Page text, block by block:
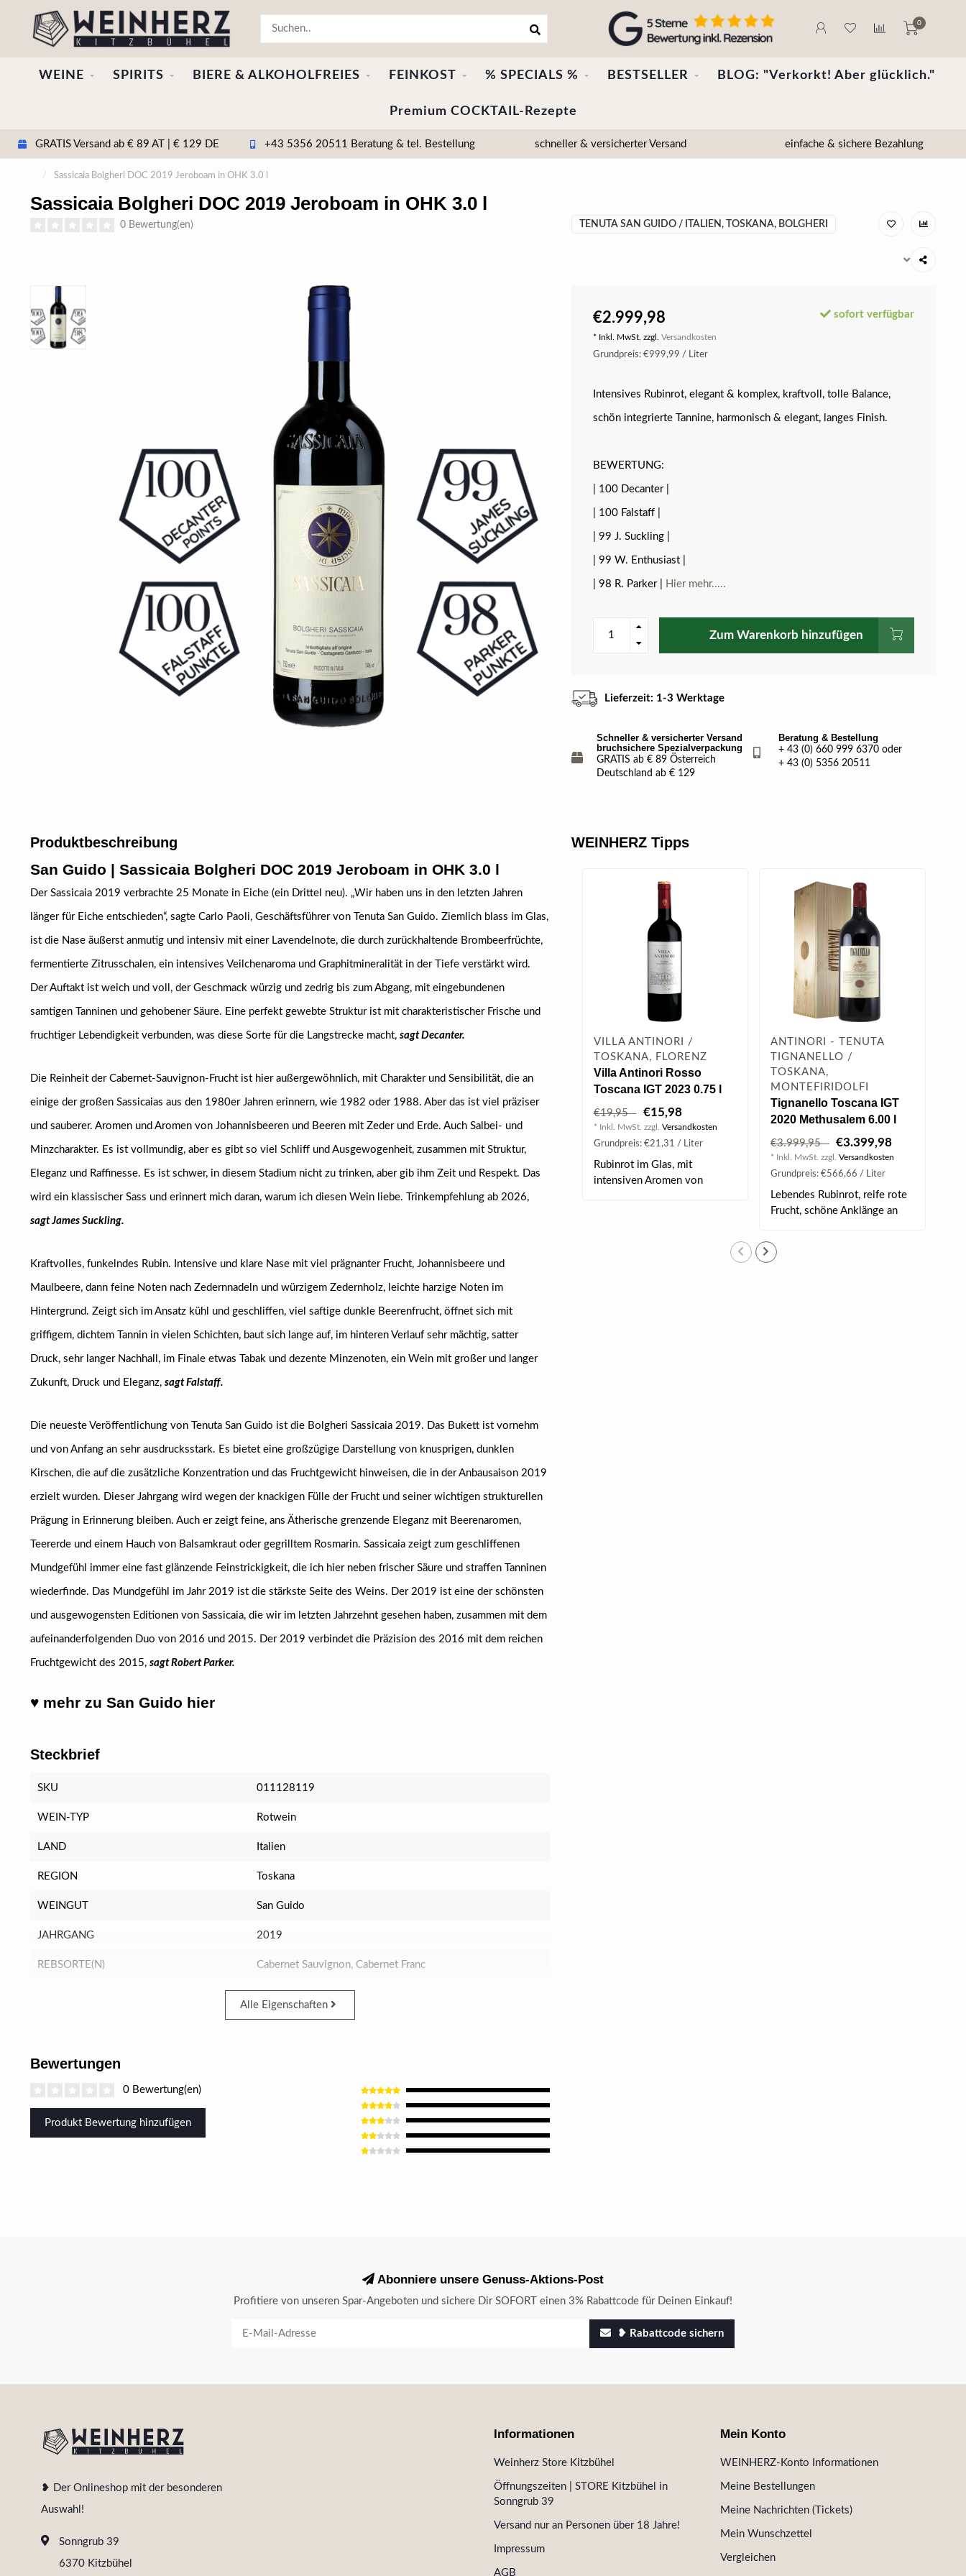
0
WEINE SPIRITS BIERE & ALKOHOLFREIES FEINKOST % SPECIALS % BESTSELLER BLOG: "Verkorkt! Aber glücklich."
Premium COCKTAIL-Rezepte
GRATIS Versand ab € 89 AT | € 129 DE +43 5356 20511 Beratung & tel. Bestellung schneller & versicherter Versand einfache & sichere Bezahlung
/ Sassicaia Bolgheri DOC 2019 Jeroboam in OHK 3.0 l
Sassicaia Bolgheri DOC 2019 Jeroboam in OHK 3.0 l
0 Bewertung(en) TENUTA SAN GUIDO / ITALIEN, TOSKANA, BOLGHERI
€2.999,98
* Inkl. MwSt. zzgl. Versandkosten
sofort verfügbar
Grundpreis: €999,99 / Liter
Intensives Rubinrot, elegant & komplex, kraftvoll, tolle Balance,
schön integrierte Tannine, harmonisch & elegant, langes Finish.
BEWERTUNG:
| 100 Decanter |
| 100 Falstaff |
| 99 J. Suckling |
| 99 W. Enthusiast |
| 98 R. Parker | Hier mehr.....
Zum Warenkorb hinzufügen
Lieferzeit: 1-3 Werktage
Schneller & versicherter Versand
bruchsichere Spezialverpackung
GRATIS ab € 89 Österreich
Deutschland ab € 129
Beratung & Bestellung
+ 43 (0) 660 999 6370 oder
+ 43 (0) 5356 20511
Produktbeschreibung
San Guido | Sassicaia Bolgheri DOC 2019 Jeroboam in OHK 3.0 l
Der Sassicaia 2019 verbrachte 25 Monate in Eiche (ein Drittel neu). „Wir haben uns in den letzten Jahren
länger für Eiche entschieden“, sagte Carlo Paoli, Geschäftsführer von Tenuta San Guido. Ziemlich blass im Glas,
ist die Nase äußerst anmutig und intensiv mit einer Lavendelnote, die durch zurückhaltende Brombeerfrüchte,
fermentierte Zitrusschalen, ein intensives Veilchenaroma und Graphitmineralität in der Tiefe verstärkt wird.
Der Auftakt ist weich und voll, der Geschmack würzig und zedrig bis zum Abgang, mit eingebundenen
samtigen Tanninen und gehobener Säure. Eine perfekt gewebte Struktur ist mit charakteristischer Frische und
fruchtiger Lebendigkeit verbunden, was diese Sorte für die Langstrecke macht, sagt Decanter.
Die Reinheit der Cabernet-Sauvignon-Frucht ist hier außergewöhnlich, mit Charakter und Sensibilität, die an
einige der großen Sassicaias aus den 1980er Jahren erinnern, wie 1982 oder 1988. Aber das ist viel präziser
und sauberer. Aromen und Aromen von Johannisbeeren und Beeren mit Zeder und Erde. Auch Salbei- und
Minzcharakter. Es ist vollmundig, aber es gibt so viel Schliff und Ausgewogenheit, zusammen mit Struktur,
Eleganz und Raffinesse. Es ist schwer, in diesem Stadium nicht zu trinken, aber gib ihm Zeit und Respekt. Das
wird ein klassischer Sass und erinnert mich daran, warum ich diesen Wein liebe. Trinkempfehlung ab 2026,
sagt James Suckling.
Kraftvolles, funkelndes Rubin. Intensive und klare Nase mit viel prägnanter Frucht, Johannisbeere und
Maulbeere, dann feine Noten nach Zedernnadeln und würzigem Zedernholz, leichte harzige Noten im
Hintergrund. Zeigt sich im Ansatz kühl und geschliffen, viel saftige dunkle Beerenfrucht, öffnet sich mit
griffigem, dichtem Tannin in vielen Schichten, baut sich lange auf, im hinteren Verlauf sehr mächtig, satter
Druck, sehr langer Nachhall, im Finale etwas Tabak und dezente Minzenoten, ein Wein mit großer und langer
Zukunft, Druck und Eleganz, sagt Falstaff.
Die neueste Veröffentlichung von Tenuta San Guido ist die Bolgheri Sassicaia 2019. Das Bukett ist vornehm
und von Anfang an sehr ausdrucksstark. Es bietet eine großzügige Darstellung von knusprigen, dunklen
Kirschen, die auf die zusätzliche Konzentration und das Fruchtgewicht hinweisen, die in der Anbausaison 2019
erzielt wurden. Dieser Jahrgang wird wegen der knackigen Fülle der Frucht und seiner wichtigen strukturellen
Prägung in Erinnerung bleiben. Auch er zeigt feine, ans Ätherische grenzende Eleganz mit Beerenaromen,
Teererde und einem Hauch von Balsamkraut oder gegrilltem Rosmarin. Sassicaia zeigt zum geschliffenen
Mundgefühl immer eine fast glänzende Feinstrickigkeit, die ich hier neben frischer Säure und straffen Tanninen
wiederfinde. Das Mundgefühl im Jahr 2019 ist die stärkste Seite des Weins. Der 2019 ist eine der schönsten
und ausgewogensten Editionen von Sassicaia, die wir im letzten Jahrzehnt gesehen haben, zusammen mit dem
aufeinanderfolgenden Duo von 2016 und 2015. Der 2019 verbindet die Präzision des 2016 mit dem reichen
Fruchtgewicht des 2015, sagt Robert Parker.
♥ mehr zu San Guido hier
Steckbrief
SKU 011128119
WEIN-TYP Rotwein
LAND Italien
REGION Toskana
WEINGUT San Guido
JAHRGANG 2019
REBSORTE(N) Cabernet Sauvignon, Cabernet Franc
Alle Eigenschaften
Bewertungen
0 Bewertung(en)
Produkt Bewertung hinzufügen
WEINHERZ Tipps
VILLA ANTINORI /
TOSKANA, FLORENZ
Villa Antinori Rosso
Toscana IGT 2023 0.75 l
€19,95 €15,98
* Inkl. MwSt. zzgl. Versandkosten
Grundpreis: €21,31 / Liter
Rubinrot im Glas, mit
intensiven Aromen von
ANTINORI - TENUTA
TIGNANELLO /
TOSKANA,
MONTEFIRIDOLFI
Tignanello Toscana IGT
2020 Methusalem 6.00 l
€3.999,95 €3.399,98
* Inkl. MwSt. zzgl. Versandkosten
Grundpreis: €566,66 / Liter
Lebendes Rubinrot, reife rote
Frucht, schöne Anklänge an
Abonniere unsere Genuss-Aktions-Post
Profitiere von unseren Spar-Angeboten und sichere Dir SOFORT einen 3% Rabattcode für Deinen Einkauf!
❥ Rabattcode sichern
❥ Der Onlineshop mit der besonderen
Auswahl!
Sonngrub 39
6370 Kitzbühel
Informationen
Weinherz Store Kitzbühel
Öffnungszeiten | STORE Kitzbühel in
Sonngrub 39
Versand nur an Personen über 18 Jahre!
Impressum
AGB
Mein Konto
WEINHERZ-Konto Informationen
Meine Bestellungen
Meine Nachrichten (Tickets)
Mein Wunschzettel
Vergleichen